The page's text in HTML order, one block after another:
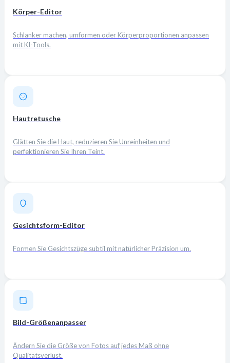
Körper-Editor
Schlanker machen, umformen oder Körperproportionen anpassen
mit KI-Tools.
Hautretusche
Glätten Sie die Haut, reduzieren Sie Unreinheiten und
perfektionieren Sie Ihren Teint.
Gesichtsform-Editor
Formen Sie Gesichtszüge subtil mit natürlicher Präzision um.
Bild-Größenanpasser
Ändern Sie die Größe von Fotos auf jedes Maß ohne
Qualitätsverlust.